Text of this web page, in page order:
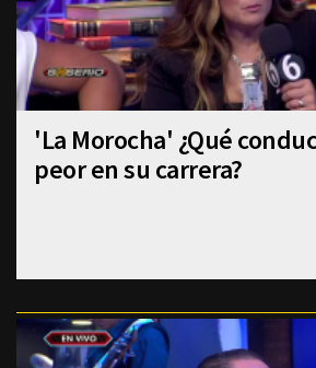
'La Morocha' ¿Qué
peor en su carrera?